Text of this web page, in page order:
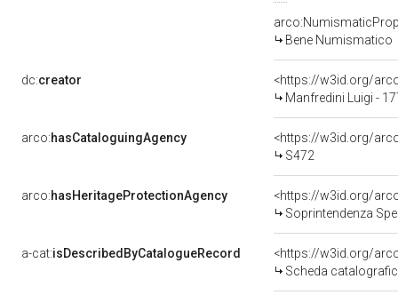
Bene Numismatico
dc:creator
<https://w3id.org/
Manfredini Luigi -
arco:hasCataloguingAgency
<https://w3id.org/
S472
arco:hasHeritageProtectionAgency
<https://w3id.org/
Soprintendenza Speciale per
a-cat:isDescribedByCatalogueRecord
<https://w3id.org/
Scheda